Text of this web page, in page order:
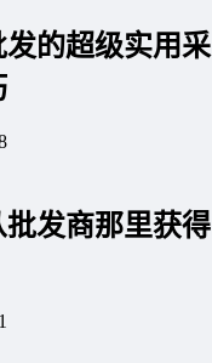
发的超级实用采
批发商那里获得